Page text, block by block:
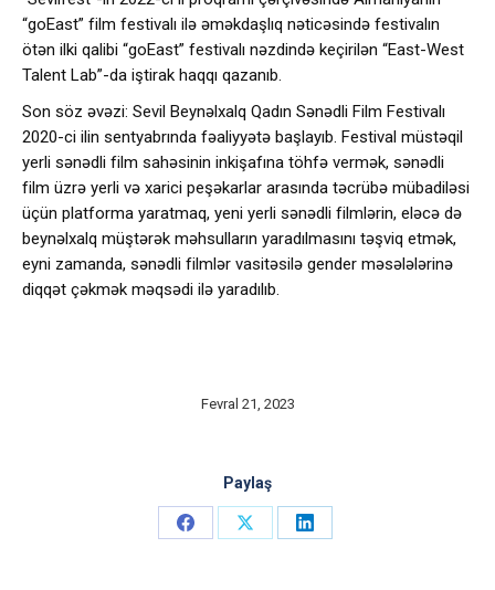
“goEast” film festivalı ilə əməkdaşlıq nəticəsində festivalın
ötən ilki qalibi “goEast” festivalı nəzdində keçirilən “East-West
Talent Lab”-da iştirak haqqı qazanıb.
Son söz əvəzi: Sevil Beynəlxalq Qadın Sənədli Film Festivalı
2020-ci ilin sentyabrında fəaliyyətə başlayıb. Festival müstəqil
yerli sənədli film sahəsinin inkişafına töhfə vermək, sənədli
film üzrə yerli və xarici peşəkarlar arasında təcrübə mübadiləsi
üçün platforma yaratmaq, yeni yerli sənədli filmlərin, eləcə də
beynəlxalq müştərək məhsulların yaradılmasını təşviq etmək,
eyni zamanda, sənədli filmlər vasitəsilə gender məsələlərinə
diqqət çəkmək məqsədi ilə yaradılıb.
Fevral 21, 2023
Paylaş
Share
Share
Share